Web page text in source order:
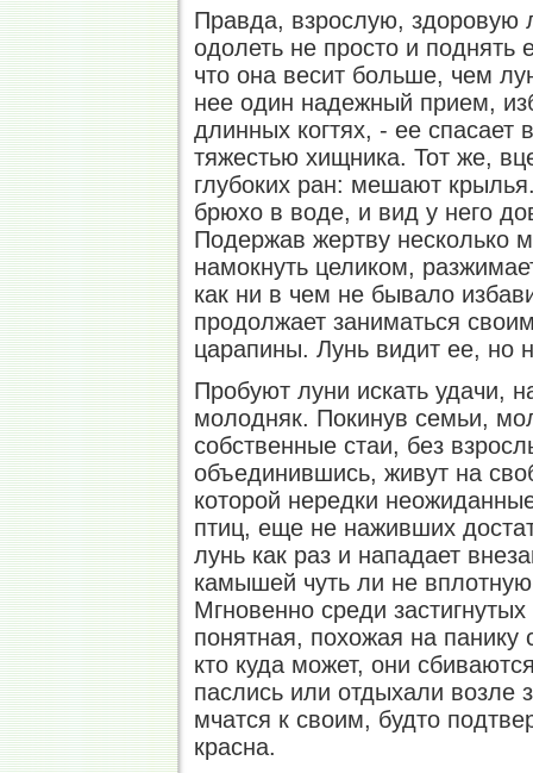
Правда, взрослую,
одолеть не просто и поднять
что она весит больше, чем
нее один надежный прием,
длинных когтях, - ее спасает
тяжестью хищника. Тот же,
глубоких ран: мешают
брюхо в воде, и вид у него
Подержав жертву несколько
намокнуть целиком,
как ни в чем не бывало
продолжает заниматься
царапины. Лунь видит ее, но
Пробуют луни искать удачи,
молодняк. Покинув семьи,
собственные стаи, без
объединившись, живут на
которой нередки
птиц, еще не наживших
лунь как раз и нападает
камышей чуть ли не
Мгновенно среди
понятная, похожая на панику
кто куда может, они
паслись или отдыхали возле
мчатся к своим, будто
красна.